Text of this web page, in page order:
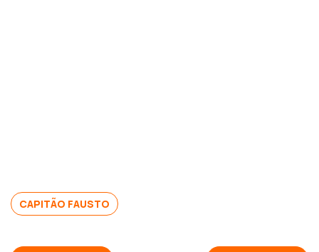
CAPITÃO FAUSTO